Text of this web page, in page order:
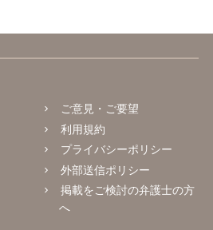
ご意見・ご要望
利用規約
プライバシーポリシー
外部送信ポリシー
掲載をご検討の弁護士の方
へ